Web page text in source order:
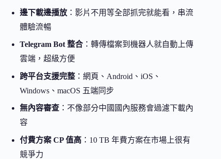
邊下載邊播放 ：影片不用等全部抓完就能看，串流
體驗流暢
Telegram Bot 整合 ：轉傳檔案到機器人就自動上傳
雲端，超級方便
跨平台支援完整 ：網頁、Android、iOS、
Windows、macOS 五端同步
無內容審查 ：不像部分中國國內服務會過濾下載內
容
付費方案 CP 值高 ：10 TB 年費方案在市場上很有
競爭力